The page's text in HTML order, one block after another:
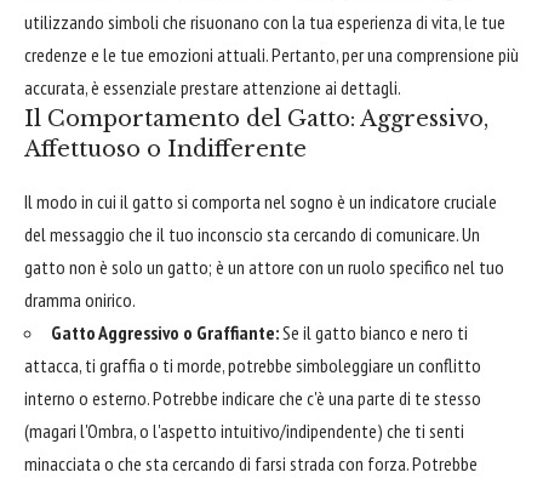
utilizzando simboli che risuonano con la tua esperienza di vita, le tue
credenze e le tue emozioni attuali. Pertanto, per una comprensione più
accurata, è essenziale prestare attenzione ai dettagli.
Il Comportamento del Gatto: Aggressivo,
Affettuoso o Indifferente
Il modo in cui il gatto si comporta nel sogno è un indicatore cruciale
del messaggio che il tuo inconscio sta cercando di comunicare. Un
gatto non è solo un gatto; è un attore con un ruolo specifico nel tuo
dramma onirico.
Gatto Aggressivo o Graffiante:Se il gatto bianco e nero ti
attacca, ti graffia o ti morde, potrebbe simboleggiare un conflitto
interno o esterno. Potrebbe indicare che c'è una parte di te stesso
(magari l'Ombra, o l'aspetto intuitivo/indipendente) che ti senti
minacciata o che sta cercando di farsi strada con forza. Potrebbe